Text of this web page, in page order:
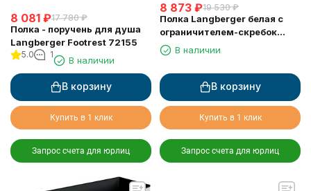
8 081 ₽17 780 ₽
Полка - поручень для душа
Langberger Footrest 72155
5.0 1
В наличии
В корзину
Купить в 1 клик
Запрос счета для юрлиц
8 873 ₽19 530 ₽
Полка Langberger белая с
ограничителем-скребок
73351-WH
В наличии
В корзину
Купить в 1 клик
Запрос счета для юрлиц